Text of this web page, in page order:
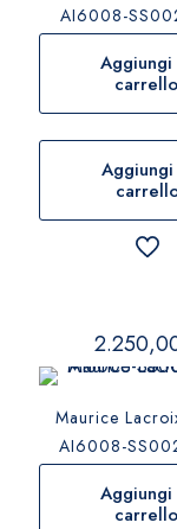
AI6008-
Aggiungi
carrello
Maurice
AI6008-
Aggiungi
carrello